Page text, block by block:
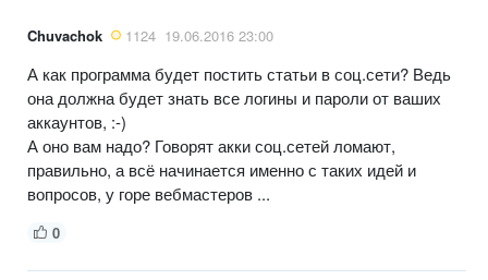
Chuvachok 1124 19.06.2016 23:00
А как программа будет постить статьи в соц.сети? Ведь
она должна будет знать все логины и пароли от ваших
аккаунтов, :-)
А оно вам надо? Говорят акки соц.сетей ломают,
правильно, а всё начинается именно с таких идей и
вопросов, у горе вебмастеров ...
0